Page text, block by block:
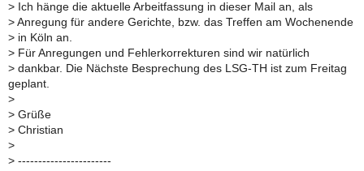
> Ich hänge die aktuelle Arbeitfassung in dieser Mail an, als
> Anregung für andere Gerichte, bzw. das Treffen am Wochenende
> in Köln an.
> Für Anregungen und Fehlerkorrekturen sind wir natürlich
> dankbar. Die Nächste Besprechung des LSG-TH ist zum Freitag
geplant.
>
> Grüße
> Christian
>
> -----------------------